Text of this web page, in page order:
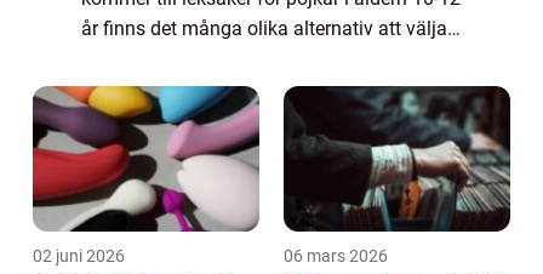
år finns det många olika alternativ att välja
grundlig översikt över...
02 juni 2026 06 mars 2026